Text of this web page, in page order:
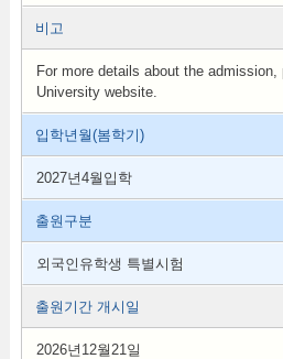
비고
For more details about the
University website.
입학년월(봄학기)
2027년4월입학
출원구분
외국인유학생 특별시험
출원기간 개시일
2026년12월21일